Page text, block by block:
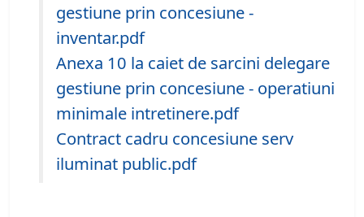
gestiune prin concesiune -
inventar.pdf
Anexa 10 la caiet de sarcini delegare
gestiune prin concesiune - operatiuni
minimale intretinere.pdf
Contract cadru concesiune serv
iluminat public.pdf